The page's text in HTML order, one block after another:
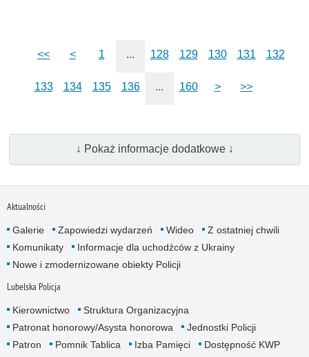
<< < 1 ... 128 129 130 131 132
133 134 135 136 ... 160 > >>
↓ Pokaż informacje dodatkowe ↓
Aktualności
Galerie Zapowiedzi wydarzeń Wideo
Z ostatniej chwili
Komunikaty
Informacje dla uchodźców z Ukrainy
Nowe i zmodernizowane obiekty Policji
Lubelska Policja
Kierownictwo
Struktura Organizacyjna
Patronat honorowy/Asysta honorowa
Jednostki Policji
Patron
Pomnik Tablica Izba Pamięci Dostępność KWP